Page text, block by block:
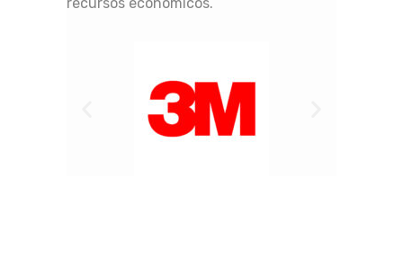
recursos económicos.